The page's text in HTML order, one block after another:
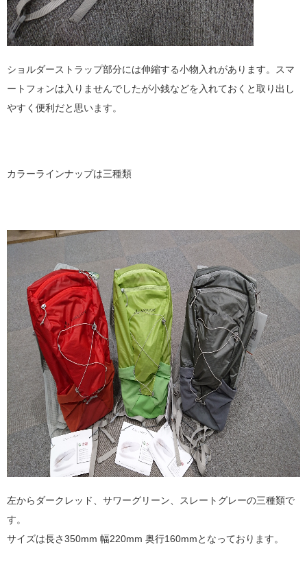
ショルダーストラップ部分には伸縮する小物入れがあります。スマ
ートフォンは入りませんでしたが小銭などを入れておくと取り出し
やすく便利だと思います。
カラーラインナップは三種類
左からダークレッド、サワーグリーン、スレートグレーの三種類で
す。
サイズは長さ350mm 幅220mm 奥行160mmとなっております。